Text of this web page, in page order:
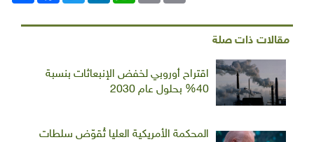
مقالات ذات صلة
اقتراح أوروبي لخفض الإنبعاثات بنسبة
40% بحلول عام 2030
المحكمة الأمريكية العليا تُقوّض سلطات